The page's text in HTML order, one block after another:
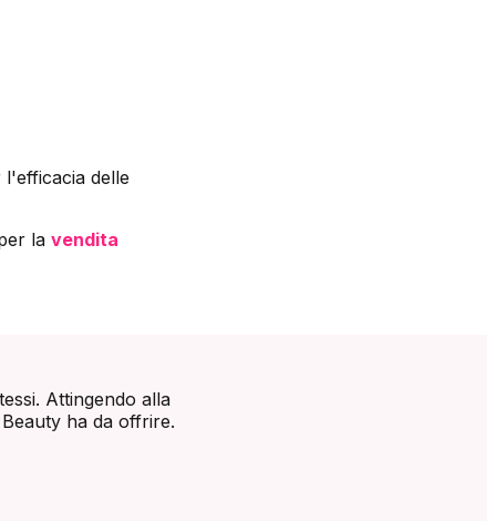
delle
la vendita
Attingendo alla
ha da offrire.